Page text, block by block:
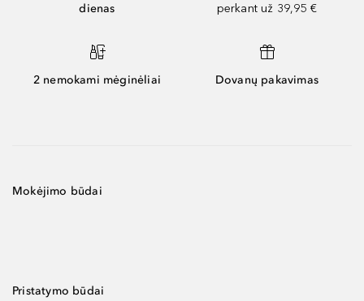
dienas perkant už 39,95 €
2 nemokami mėginėliai Dovanų pakavimas
Mokėjimo būdai
Pristatymo būdai